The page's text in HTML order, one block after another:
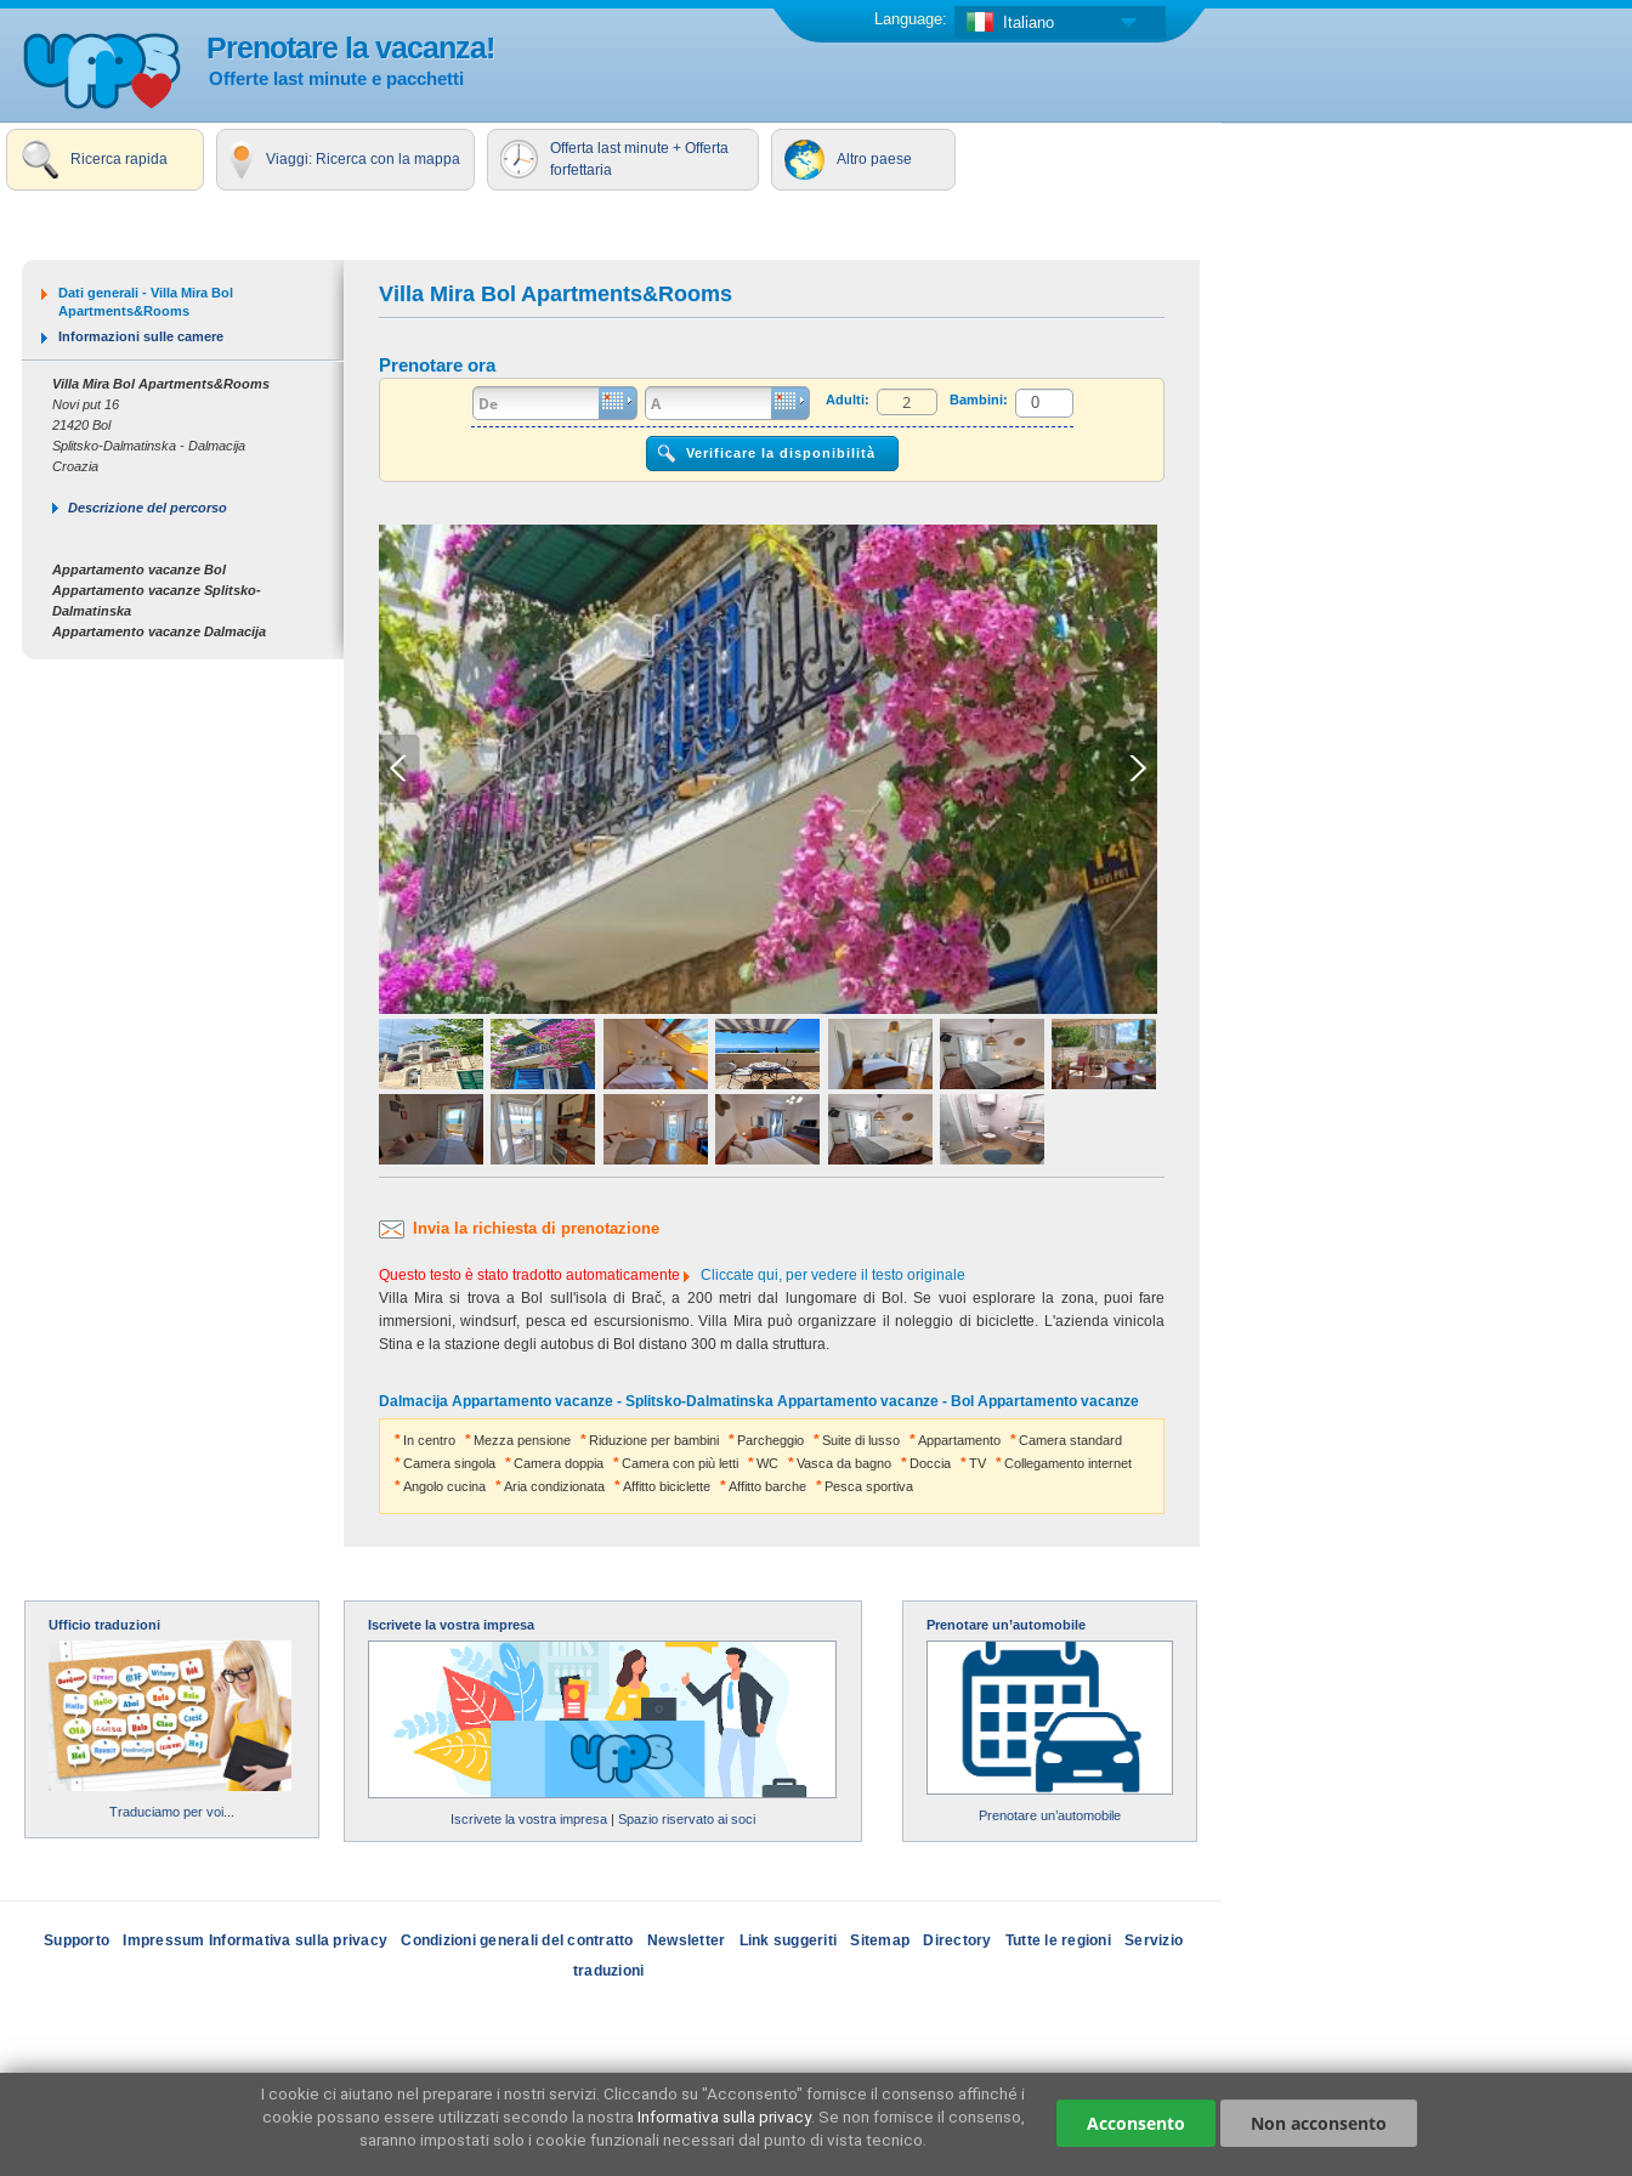
Prenotare la vacanza!
Offerte last minute e pacchetti
Italiano
Language:
Ricerca rapida Viaggi: Ricerca con la mappa
Offerta last minute + Offerta
forfettaria
Altro paese
Villa Mira Bol Apartments&Rooms
Prenotare ora
Adulti: Bambini:
Invia la richiesta di prenotazione
Questo testo è stato tradotto automaticamente
Cliccate qui, per vedere il testo originale
Villa Mira si trova a Bol sull'isola di Brač, a 200 metri dal lungomare di Bol. Se vuoi esplorare la zona, puoi fare
immersioni, windsurf, pesca ed escursionismo. Villa Mira può organizzare il noleggio di biciclette. L'azienda vinicola
Stina e la stazione degli autobus di Bol distano 300 m dalla struttura.
Dalmacija Appartamento vacanze - Splitsko-Dalmatinska Appartamento vacanze - Bol Appartamento vacanze
In centro Mezza pensione Riduzione per bambini Parcheggio Suite di lusso Appartamento
Camera standard
Camera singola
Camera doppia Camera con più letti WC Vasca da bagno Doccia TV
Collegamento internet
Angolo cucina
Aria condizionata Affitto biciclette Affitto barche Pesca sportiva
Dati generali - Villa Mira Bol
Apartments&Rooms
Informazioni sulle camere
Villa Mira Bol Apartments&Rooms
Novi put 16
21420 Bol
Splitsko-Dalmatinska - Dalmacija
Croazia
Descrizione del percorso
Appartamento vacanze Bol
Appartamento vacanze Splitsko-
Dalmatinska
Appartamento vacanze Dalmacija
Ufficio traduzioni
Traduciamo per voi...
Iscrivete la vostra impresa
Iscrivete la vostra impresa| Spazio riservato ai soci
Prenotare un’automobile
Prenotare un’automobile
Supporto Impressum Informativa sulla privacy Condizioni generali del contratto Newsletter Link suggeriti Sitemap Directory Tutte le regioni
Servizio
traduzioni
I cookie ci aiutano nel preparare i nostri servizi. Cliccando su "Acconsento" fornisce il consenso affinché i
cookie possano essere utilizzati secondo la nostra Informativa sulla privacy. Se non fornisce il consenso,
saranno impostati solo i cookie funzionali necessari dal punto di vista tecnico.